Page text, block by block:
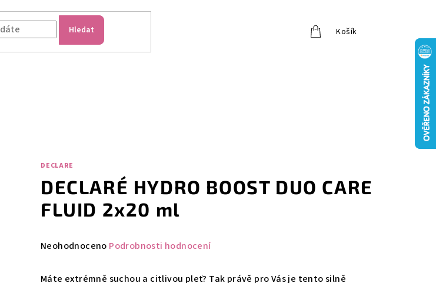
Hledat Košík
DECLARE
DECLARÉ HYDRO BOOST DUO CARE
FLUID 2x20 ml
Průměrné
produktu
Neohodnoceno Podrobnosti hodnocení
Máte extrémně suchou a citlivou pleť? Tak právě pro Vás je tento silně